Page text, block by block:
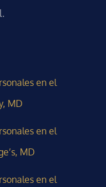
en el
MD
en el
MD
en el